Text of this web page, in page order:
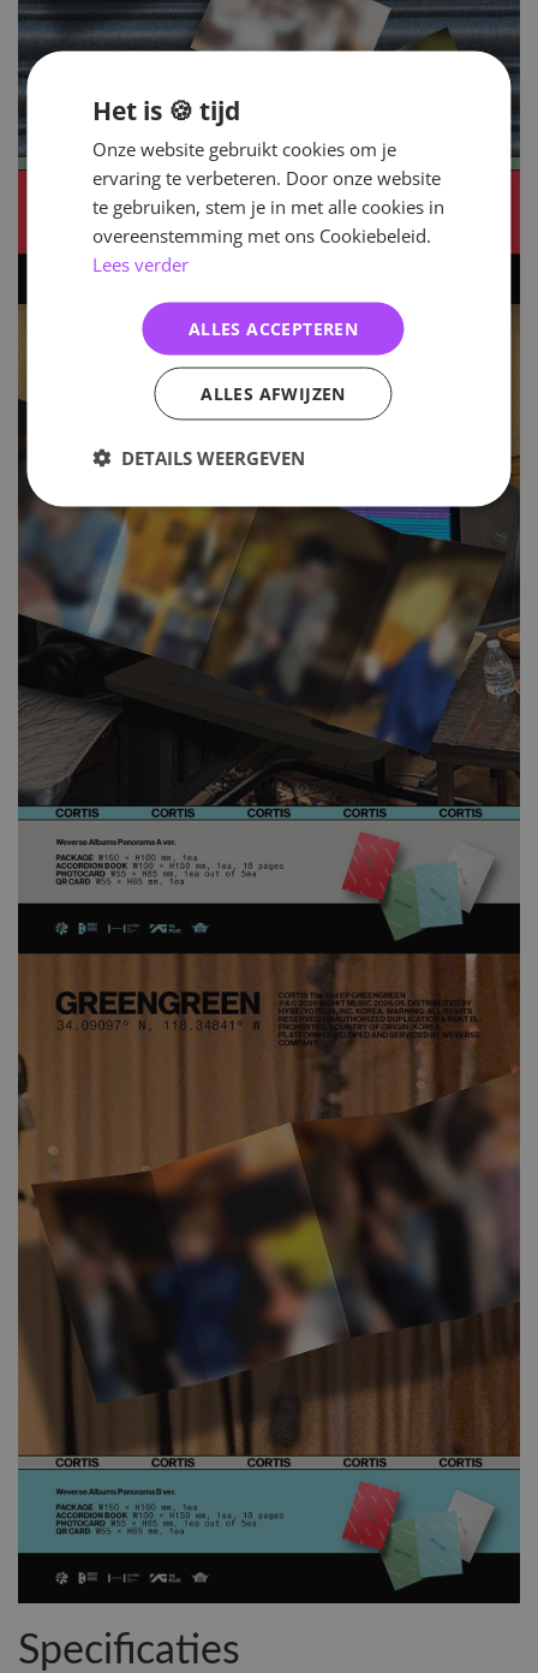
Specificaties
Het is 🍪 tijd
Onze website gebruikt cookies om je
ervaring te verbeteren. Door onze website
te gebruiken, stem je in met alle cookies in
overeenstemming met ons Cookiebeleid.
Lees verder
ALLES ACCEPTEREN
ALLES AFWIJZEN
DETAILS WEERGEVEN